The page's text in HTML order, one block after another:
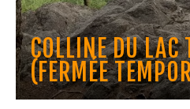
COLLINE DU LAC
(FERMÉE